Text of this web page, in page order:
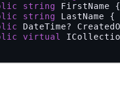
string FirstName
string LastName {
DateTime?
virtual